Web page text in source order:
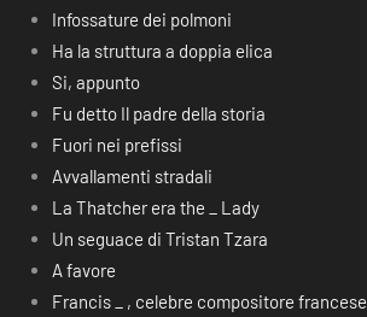
Infossature dei polmoni
Ha la struttura a doppia elica
Si, appunto
Fu detto Il padre della storia
Fuori nei prefissi
Avvallamenti stradali
La Thatcher era the _ Lady
Un seguace di Tristan Tzara
A favore
Francis _ , celebre compositore francese